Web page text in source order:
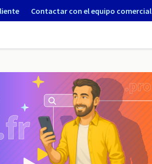
Contactar con el equipo comercial